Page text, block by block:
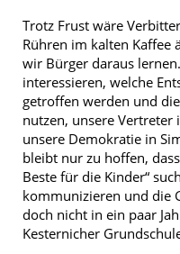
Trotz Frust wäre
Rühren im kalten Kaffee
wir Bürger daraus
interessieren, welche
getroffen werden und
nutzen, unsere Vertreter
unsere Demokratie in
bleibt nur zu hoffen,
Beste für die Kinder“
kommunizieren und die
doch nicht in ein paar
Kesternicher